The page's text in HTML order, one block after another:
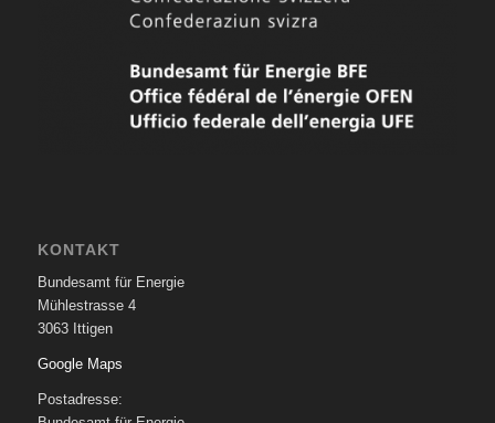
KONTAKT
Bundesamt für Energie
Mühlestrasse 4
3063 Ittigen
Google Maps
Postadresse: